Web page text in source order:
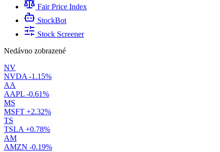
Fair Price Index
StockBot
Stock Screener
Nedávno zobrazené
NV
NVDA -1.15%
AA
AAPL -0.61%
MS
MSFT +2.32%
TS
TSLA +0.78%
AM
AMZN -0.19%